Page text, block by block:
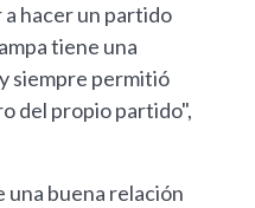
a hacer un partido
tiene una
siempre permitió
del propio partido",
una buena relación